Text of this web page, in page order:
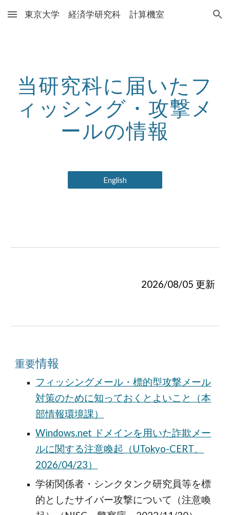
Skip to main content Skip to navigation
東京大学 経済学研究科 計算機室
当研究科に届いたフ
ィッシング・攻撃メ
ールの情報
English
2026/08/05 更新
重要情報
フィッシングメール・標的型攻撃メール
対策のために知っておくとよいこと（本
部情報環境課）
Windows.net ドメインを用いた詐欺メー
ルに関する注意喚起（UTokyo-CERT、
2026/04/23）
学術関係者・シンクタンク研究員等を標
的としたサイバー攻撃について（注意喚